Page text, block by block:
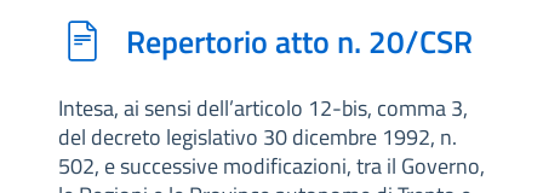
Repertorio atto n. 20/CSR
Intesa, ai sensi dell’articolo 12-bis, comma 3,
del decreto legislativo 30 dicembre 1992, n.
502, e successive modificazioni, tra il Governo,